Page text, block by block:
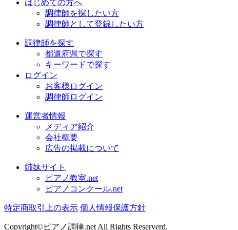
はじめての方へ
調律師を探したい方
調律師として登録したい方
調律師を探す
都道府県で探す
キーワードで探す
ログイン
お客様ログイン
調律師ログイン
運営者情報
メディア紹介
会社概要
広告の掲載について
姉妹サイト
ピアノ教室.net
ピアノコンクール.net
特定商取引上の表示 個人情報保護方針
Copyright©ピアノ調律.net All Rights Reserverd.